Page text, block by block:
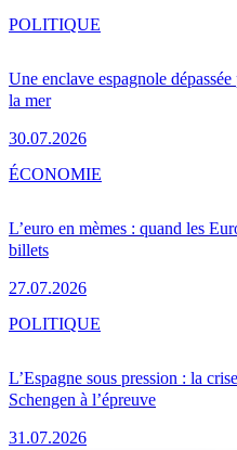
Une enclave espagnole
la mer
30.07.2026
POLITIQUE
L’euro en mèmes : quand les
billets
27.07.2026
ÉCONOMIE
L’Espagne sous pression : la
Schengen à l’épreuve
31.07.2026
POLITIQUE